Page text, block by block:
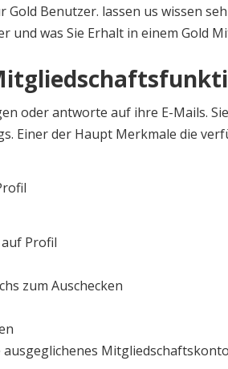
Benutzer. lassen us wissen
was Sie Erhalt in einem Gold
oder antworte auf ihre E-Mails.
Einer der Haupt Merkmale die
Profil
zum Auschecken
ausgeglichenes Mitgliedschaftskonto